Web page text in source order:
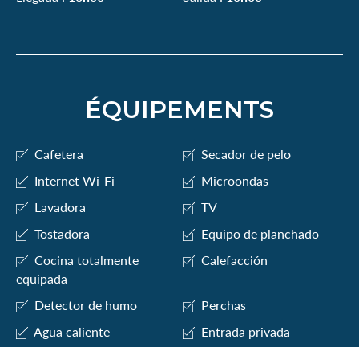
ÉQUIPEMENTS
Cafetera
Secador de pelo
Internet Wi-Fi
Microondas
Lavadora
TV
Tostadora
Equipo de planchado
Cocina totalmente
equipada
Calefacción
Detector de humo
Perchas
Agua caliente
Entrada privada